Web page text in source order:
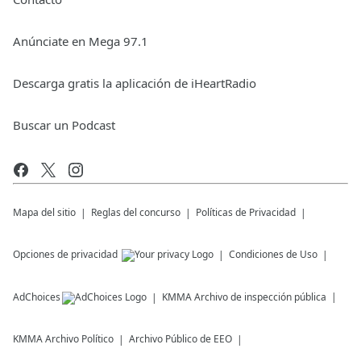
Anúnciate en Mega 97.1
Descarga gratis la aplicación de iHeartRadio
Buscar un Podcast
Mapa del sitio Reglas del concurso Políticas de Privacidad
Opciones de privacidad Condiciones de Uso
AdChoices KMMAArchivo de inspección pública
KMMAArchivo Político Archivo Público de EEO